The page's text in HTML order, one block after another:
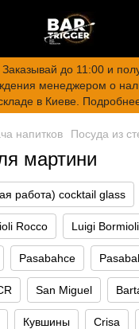
Заказывай до 11:00 и
менеджером о
в Киеве.
напитков Посуда из
мартини
работа) cocktail glass
Rocco Luigi Bormioli
Pasabahce
San Miguel
Кувшины Crisa